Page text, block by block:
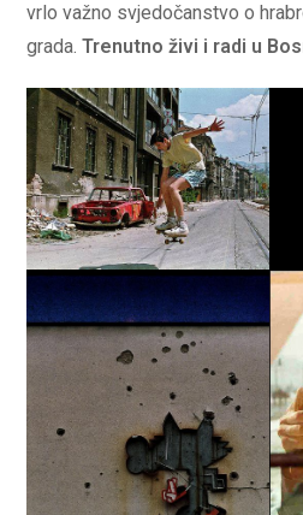
vrlo važno svjedočanstvo o
grada.Trenutno živi i radi u